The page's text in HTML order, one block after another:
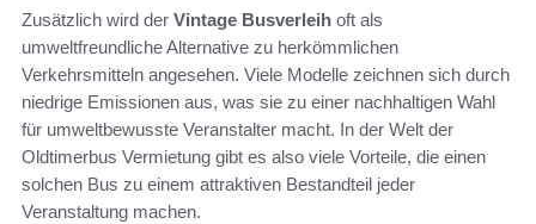
Zusätzlich wird der Vintage Busverleih oft als
umweltfreundliche Alternative zu herkömmlichen
Verkehrsmitteln angesehen. Viele Modelle zeichnen sich durch
niedrige Emissionen aus, was sie zu einer nachhaltigen Wahl
für umweltbewusste Veranstalter macht. In der Welt der
Oldtimerbus Vermietung gibt es also viele Vorteile, die einen
solchen Bus zu einem attraktiven Bestandteil jeder
Veranstaltung machen.